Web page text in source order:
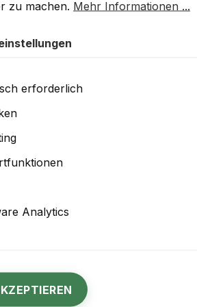
Durchschnittliche Bewertung
Colourlock Leather
Brown
zu machen. Mehr Informationen ...
erforderlich
Analytics